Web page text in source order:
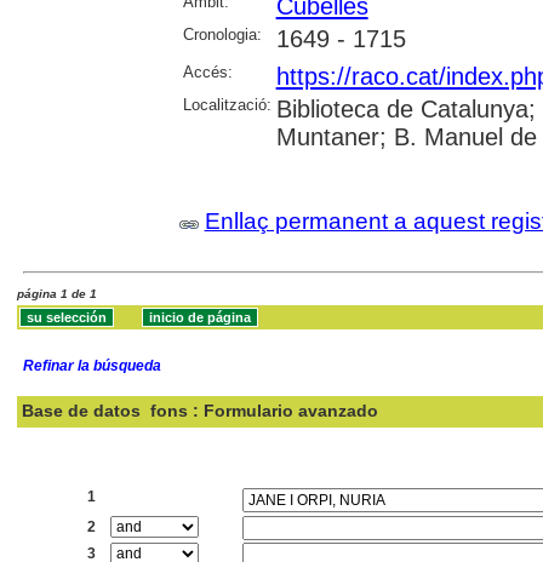
Cubelles
Cronologia: 1649 - 1715
Accés: https://raco.cat/
Localització: Biblioteca de
Muntaner; B. Manuel
Enllaç permanent a aquest
página 1 de 1
Refinar la búsqueda
Base de datos fons : Formulario avanzado
1
2
3